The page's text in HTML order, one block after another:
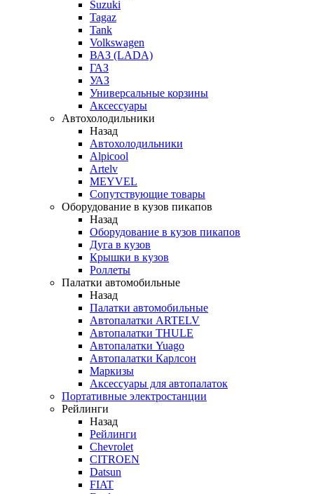
Suzuki
Tagaz
Tank
Volkswagen
ВАЗ (LADA)
ГАЗ
УАЗ
Универсальные корзины
Аксессуары
Автохолодильники
Назад
Автохолодильники
Alpicool
Artelv
MEYVEL
Сопутствующие товары
Оборудование в кузов пикапов
Назад
Оборудование в кузов пикапов
Дуга в кузов
Крышки в кузов
Роллеты
Палатки автомобильные
Назад
Палатки автомобильные
Автопалатки ARTELV
Автопалатки THULE
Автопалатки Yuago
Автопалатки Карлсон
Маркизы
Аксессуары для автопалаток
Портативные электростанции
Рейлинги
Назад
Рейлинги
Chevrolet
CITROEN
Datsun
FIAT